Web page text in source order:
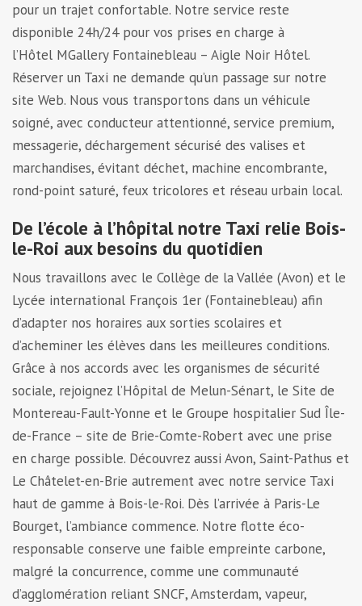
pour un trajet confortable. Notre service reste
disponible 24h/24 pour vos prises en charge à
l’Hôtel MGallery Fontainebleau – Aigle Noir Hôtel.
Réserver un Taxi ne demande qu’un passage sur notre
site Web. Nous vous transportons dans un véhicule
soigné, avec conducteur attentionné, service premium,
messagerie, déchargement sécurisé des valises et
marchandises, évitant déchet, machine encombrante,
rond-point saturé, feux tricolores et réseau urbain local.
De l’école à l’hôpital notre Taxi relie Bois-
le-Roi aux besoins du quotidien
Nous travaillons avec le Collège de la Vallée (Avon) et le
Lycée international François 1er (Fontainebleau) afin
d’adapter nos horaires aux sorties scolaires et
d’acheminer les élèves dans les meilleures conditions.
Grâce à nos accords avec les organismes de sécurité
sociale, rejoignez l’Hôpital de Melun-Sénart, le Site de
Montereau-Fault-Yonne et le Groupe hospitalier Sud Île-
de-France – site de Brie-Comte-Robert avec une prise
en charge possible. Découvrez aussi Avon, Saint-Pathus et
Le Châtelet-en-Brie autrement avec notre service Taxi
haut de gamme à Bois-le-Roi. Dès l’arrivée à Paris-Le
Bourget, l’ambiance commence. Notre flotte éco-
responsable conserve une faible empreinte carbone,
malgré la concurrence, comme une communauté
d’agglomération reliant SNCF, Amsterdam, vapeur,